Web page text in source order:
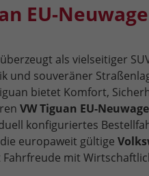
EU-
überzeugt als vielseitiger
und souveräner
bietet Komfort,
VW Tiguan EU-
konfiguriertes
europaweit gültige
mit